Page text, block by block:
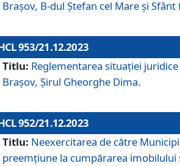
Brașov, B-dul Ștefan cel Mare și
953/21.12.2023
Titlu: Reglementarea situației
Brașov, Șirul Gheorghe Dima.
952/21.12.2023
Titlu: Neexercitarea de către
preemțiune la cumpărarea imobilului